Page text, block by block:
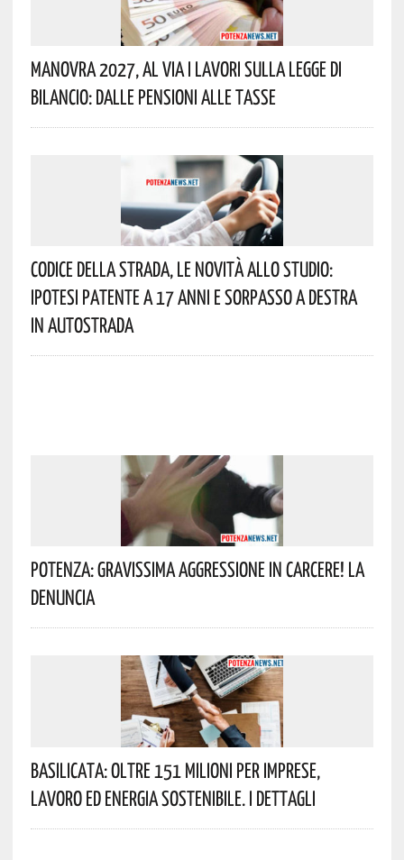
Manovra 2027, Al Via I Lavori Sulla Legge Di
Bilancio: Dalle Pensioni Alle Tasse
Codice Della Strada, Le Novità Allo Studio:
Ipotesi Patente A 17 Anni E Sorpasso A Destra
In Autostrada
Potenza: Gravissima Aggressione In Carcere! La
Denuncia
Basilicata: Oltre 151 Milioni Per Imprese,
Lavoro Ed Energia Sostenibile. I Dettagli